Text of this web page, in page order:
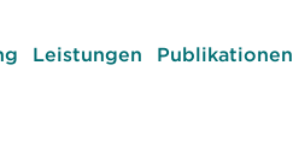
Leistungen Publikationen